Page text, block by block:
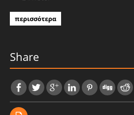
περισσότερα
Share